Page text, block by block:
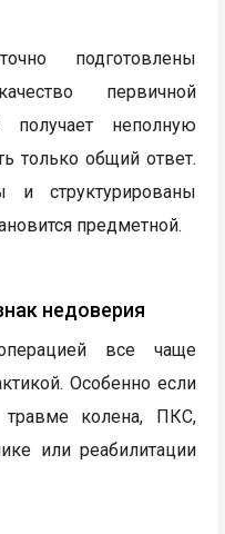
подготовлены
первичной
получает неполную
только общий ответ.
и структурированы
предметной.
недоверия
все чаще
Особенно если
колена, ПКС,
или реабилитации